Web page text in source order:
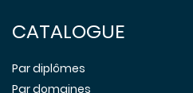
CATALOGUE
Par diplômes
Par domaines